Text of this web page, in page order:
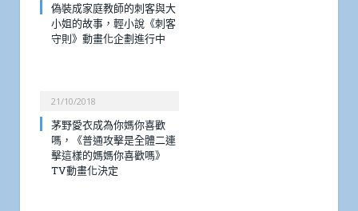
偽裝成家庭教師的刺客與大
小姐的故事，輕小說《刺客
守則》動畫化企劃進行中
21/10/2018
茅野愛衣成為你媽你喜歡
嗎，《普通攻擊是全體二連
擊這樣的媽媽你喜歡嗎》
TV動畫化決定